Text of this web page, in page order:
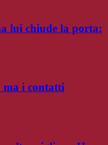
lui chiude la porta:
ma i contatti